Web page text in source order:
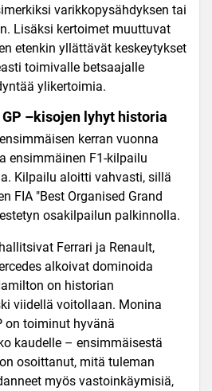
varikkopysähdyksen tai
Lisäksi kertoimet muuttuvat
etenkin yllättävät keskeytykset
toimivalle betsaajalle
ylikertoimia.
–kisojen lyhyt historia
kerran vuonna
ensimmäinen F1-kilpailu
Kilpailu aloitti vahvasti, sillä
FIA "Best Organised Grand
osakilpailun palkinnolla.
Ferrari ja Renault,
alkoivat dominoida
on historian
viidellä voitollaan. Monina
on toiminut hyvänä
kaudelle – ensimmäisestä
osoittanut, mitä tuleman
myös vastoinkäymisiä,